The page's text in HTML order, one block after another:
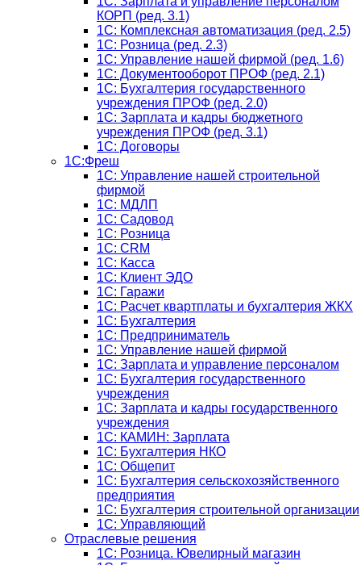
КОРП (ред. 3.1)
1C: Комплексная автоматизация (ред. 2.5)
1С: Розница (ред. 2.3)
1С: Управление нашей фирмой (ред. 1.6)
1С: Документооборот ПРОФ (ред. 2.1)
1C: Бухгалтерия государственного
учреждения ПРОФ (ред. 2.0)
1C: Зарплата и кадры бюджетного
учреждения ПРОФ (ред. 3.1)
1С: Договоры
1С:Фреш
1С: Управление нашей строительной
фирмой
1С: МДЛП
1С: Садовод
1С: Розница
1C: CRM
1C: Касса
1С: Клиент ЭДО
1С: Гаражи
1C: Расчет квартплаты и бухгалтерия ЖКХ
1C: Бухгалтерия
1C: Предприниматель
1C: Управление нашей фирмой
1C: Зарплата и управление персоналом
1C: Бухгалтерия государственного
учреждения
1C: Зарплата и кадры государственного
учреждения
1C: КАМИН: Зарплата
1C: Бухгалтерия НКО
1С: Общепит
1С: Бухгалтерия сельскохозяйст­венного
предприятия
1С: Бухгалтерия строительной организации
1С: Управляющий
Отраслевые решения
1С: Розница. Ювелирный магазин